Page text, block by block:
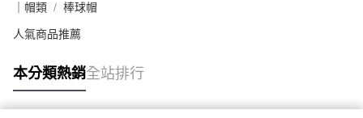
｜帽類 棒球帽
人氣商品推薦
本分類熱銷全站排行